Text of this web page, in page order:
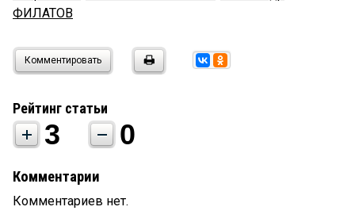
ФИЛАТОВ
Комментировать
Рейтинг статьи
3 0
Комментарии
Комментариев нет.